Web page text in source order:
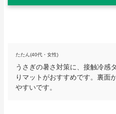
たたん(40代・女性)
うさぎの暑さ対策に、接触冷感
りマットがおすすめです。裏面
やすいです。